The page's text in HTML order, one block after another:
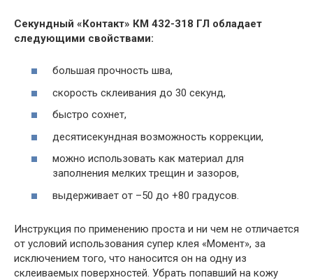
Секундный «Контакт» КМ 432-318 ГЛ обладает
следующими свойствами:
большая прочность шва,
скорость склеивания до 30 секунд,
быстро сохнет,
десятисекундная возможность коррекции,
можно использовать как материал для
заполнения мелких трещин и зазоров,
выдерживает от –50 до +80 градусов.
Инструкция по применению проста и ни чем не отличается
от условий использования супер клея «Момент», за
исключением того, что наносится он на одну из
склеиваемых поверхностей. Убрать попавший на кожу